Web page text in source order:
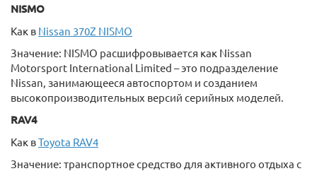
NISMO
Как в Nissan 370Z NISMO
Значение: NISMO расшифровывается как Nissan
Motorsport International Limited – это подразделение
Nissan, занимающееся автоспортом и созданием
высокопроизводительных версий серийных моделей.
RAV4
Как вToyota RAV4
Значение: транспортное средство для активного отдыха с